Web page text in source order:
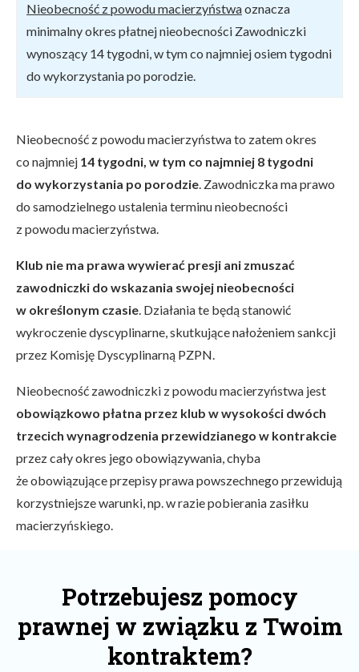
Nieobecność z powodu macierzyństwaoznacza
minimalny okres płatnej nieobecności Zawodniczki
wynoszący 14 tygodni, w tym co najmniej osiem tygodni
do wykorzystania po porodzie.
Nieobecność z powodu macierzyństwa to zatem okres
co najmniej 14 tygodni, w tym co najmniej 8 tygodni
do wykorzystania po porodzie. Zawodniczka ma prawo
do samodzielnego ustalenia terminu nieobecności
z powodu macierzyństwa.
Klub nie ma prawa wywierać presji ani zmuszać
zawodniczki do wskazania swojej nieobecności
w określonym czasie. Działania te będą stanowić
wykroczenie dyscyplinarne, skutkujące nałożeniem sankcji
przez Komisję Dyscyplinarną PZPN.
Nieobecność zawodniczki z powodu macierzyństwa jest
obowiązkowo płatna przez klub w wysokości dwóch
trzecich wynagrodzenia przewidzianego w kontrakcie
przez cały okres jego obowiązywania, chyba
że obowiązujące przepisy prawa powszechnego przewidują
korzystniejsze warunki, np. w razie pobierania zasiłku
macierzyńskiego.
Potrzebujesz pomocy
prawnej w związku z Twoim
kontraktem?